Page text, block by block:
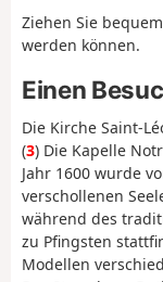
Ziehen Sie
werden können.
Einen
Die Kirche Saint-
(3) Die Kapelle
Jahr 1600 wurde
verschollenen
während des
zu Pfingsten
Modellen